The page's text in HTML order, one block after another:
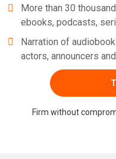
More than 30
ebooks, podcasts,
Narration of
actors, announcers
Firm without